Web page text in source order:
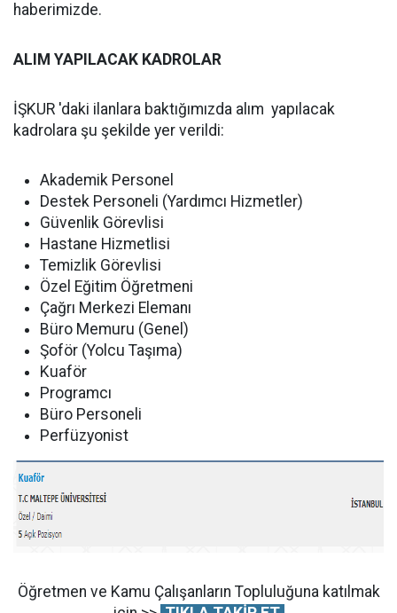
haberimizde.
ALIM YAPILACAK KADROLAR
İŞKUR 'daki ilanlara baktığımızda alım yapılacak
kadrolara şu şekilde yer verildi:
Akademik Personel
Destek Personeli (Yardımcı Hizmetler)
Güvenlik Görevlisi
Hastane Hizmetlisi
Temizlik Görevlisi
Özel Eğitim Öğretmeni
Çağrı Merkezi Elemanı
Büro Memuru (Genel)
Şoför (Yolcu Taşıma)
Kuaför
Programcı
Büro Personeli
Perfüzyonist
Öğretmen ve Kamu Çalışanların Topluluğuna katılmak